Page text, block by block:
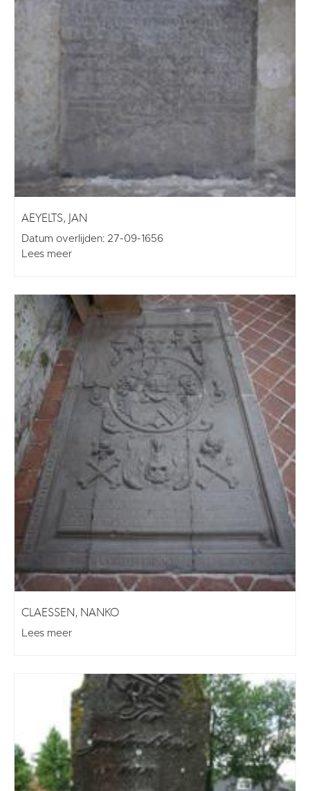
AEYELTS, JAN
Datum overlijden: 27-09-1656
Lees meer
CLAESSEN, NANKO
Lees meer